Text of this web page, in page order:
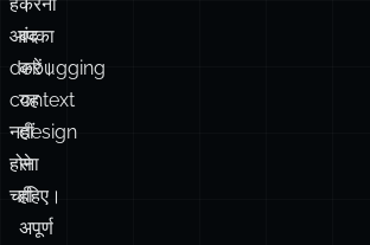
बंद
करें।
यह
design
से
ही
अपूर्ण
आपका
debugging
context
नहीं
होना
चाहिए।